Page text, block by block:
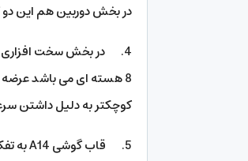
در بخش دوربین هم این دو
کوچکتر به دلیل داشتن